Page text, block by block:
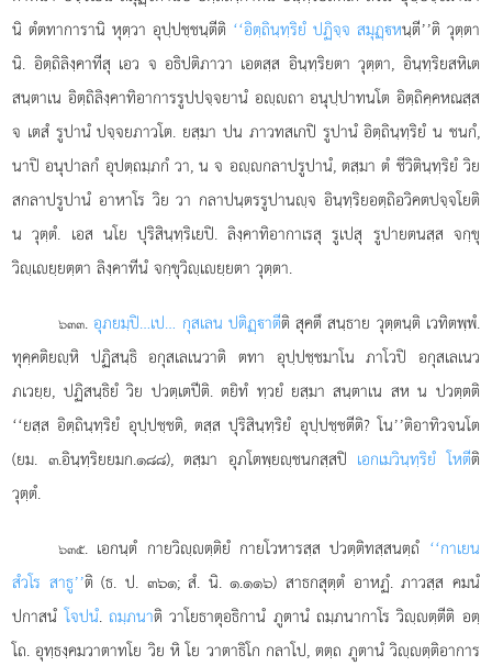
นิ ตํตทาการานิ หุตฺวา อุปฺปชฺชนฺตีติ ‘‘อิตฺถินฺทฺริยํ ปฏิจฺจ สมุฏฺหนฺตี’’ติ วุตฺตา
นิ. อิตฺถิลิงฺคาทีสุ เอว จ อธิปติภาวา เอตสฺส อินฺทฺริยตา วุตฺตา, อินฺทฺริยสหิเต
สนฺตาเน อิตฺถิลิงฺคาทิอาการรูปปจฺจยานํ อฺถา อนุปฺปาทนโต อิตฺถิคฺคหณสฺส
จ เตสํ รูปานํ ปจฺจยภาวโต. ยสฺมา ปน ภาวทสเกปิ รูปานํ อิตฺถินฺทฺริยํ น ชนกํ,
นาปิ อนุปาลกํ อุปตฺถมฺภกํ วา, น จ อฺกลาปรูปานํ, ตสฺมา ตํ ชีวิตินฺทฺริยํ วิย
สกลาปรูปานํ อาหาโรวิย วา กลาปนฺตรรูปานฺจ อินฺทฺริยอตฺถิอวิคตปจฺจโยติ
น วุตฺตํ. เอส นโย ปุริสินฺทฺริเยปิ. ลิงฺคาทิอากาเรสุ รูเปสุ รูปายตนสฺส จกฺขุ
วิฺเยฺยตฺตา ลิงฺคาทีนํ จกฺขุวิฺเยฺยตา วุตฺตา.
๖๓๓.อุภยมฺปิ…เป… กุสเลน ปติฏฺาตีติ สุคตึ สนฺธาย วุตฺตนฺติ เวทิตพฺพํ.
ทุคฺคติยฺหิ ปฏิสนฺธิ อกุสเลเนวาติ ตทา อุปฺปชฺชมาโน ภาโวปิ อกุสเลเนว
ภเวยฺย, ปฏิสนฺธิยํ วิย ปวตฺเตปีติ. ตยิทํ ทฺวยํ ยสฺมา สนฺตาเน สห น ปวตฺตติ
‘‘ยสฺส อิตฺถินฺทฺริยํ อุปฺปชฺชติ, ตสฺส ปุริสินฺทฺริยํ อุปฺปชฺชตีติ? โน’’ติอาทิวจนโต
(ยม. ๓.อินฺทฺริยยมก.๑๘๘), ตสฺมา อุภโตพฺยฺชนกสฺสปิ เอกเมวินฺทฺริยํ โหตีติ
วุตฺตํ.
๖๓๕. เอกนฺตํ กายวิฺตฺติยํ กายโวหารสฺส ปวตฺติทสฺสนตฺถํ ‘‘กาเยน
สํวโร สาธู’’ติ (ธ. ป. ๓๖๑; สํ. นิ. ๑.๑๑๖) สาธกสุตฺตํ อาหฏํ. ภาวสฺส คมนํ
ปกาสนํโจปนํ. ถมฺภนาติ วาโยธาตุอธิกานํ ภูตานํ ถมฺภนากาโร วิฺตฺตีติ อตฺ
โถ. อุทฺธงฺคมวาตาทโย วิย หิ โย วาตาธิโก กลาโป, ตตฺถ ภูตานํ วิฺตฺติอาการ